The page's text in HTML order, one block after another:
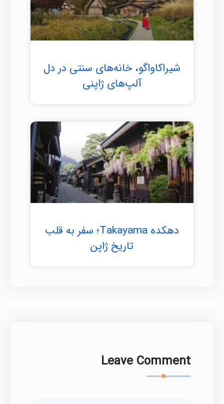
شیراکاواگو، خانه‌های سنتی در دل
آلپ‌های ژاپنی
دهکده Takayama؛ سفر به قلب
تاریخ ژاپن
Leave Comment